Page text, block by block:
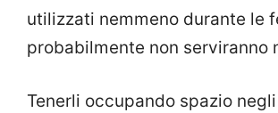
utilizzati nemmeno durante le
probabilmente non serviranno
Tenerli occupando spazio